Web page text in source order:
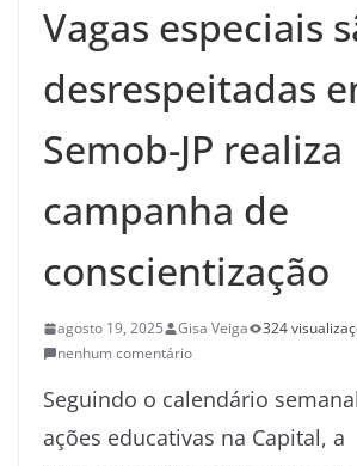
Vagas especiais
desrespeitadas
Semob-JP realiza
campanha de
conscientização
agosto 19, 2025 Gisa Veiga
324
nenhum comentário
Seguindo o calendário
ações educativas na Capital, a